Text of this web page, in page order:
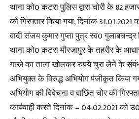
थाना को0 कटरा पुलिस द्वारा चोरी के 82
को गिरफ्तार किया गया, दिनांक
वादी संजय कुमार गुप्ता पुत्र स्व0 गुलाबचन्द्र
थाना को0 कटरा मीरजापुर के तहरीर के
गल्ले का ताला खोलकर रुपये चुरा लेने के
अभियुक्त के विरुद्ध अभियोग पंजीकृत किया
अभियोग की विवेचना व वाछिंत चोर की
कार्यवाही करते दिनांक – 04.02.2021 को